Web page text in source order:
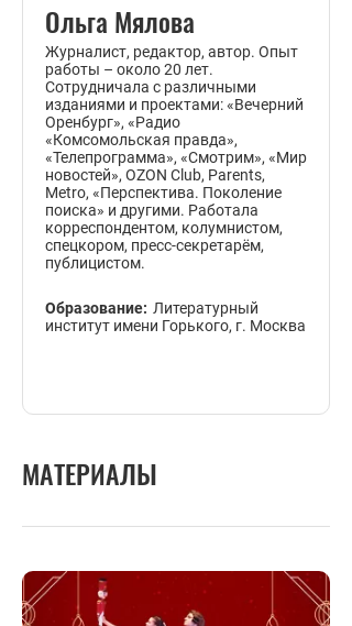
Ольга Мялова
Журналист, редактор, автор. Опыт
работы – около 20 лет.
Сотрудничала с различными
изданиями и проектами: «Вечерний
Оренбург», «Радио
«Комсомольская правда»,
«Телепрограмма», «Смотрим», «Мир
новостей», OZON Club, Parents,
Metro, «Перспектива. Поколение
поиска» и другими. Работала
корреспондентом, колумнистом,
спецкором, пресс-секретарём,
публицистом.
Образование: Литературный
институт имени Горького, г. Москва
МАТЕРИАЛЫ